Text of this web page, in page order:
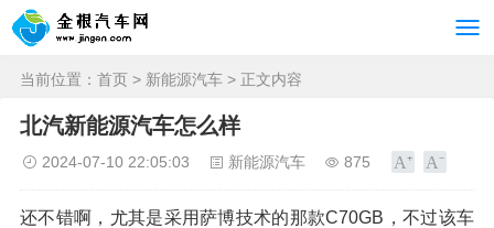
当前位置： 首页 > 新能源汽车 > 正文内容
北汽新能源汽车怎么样
2024-07-10 22:05:03 新能源汽车 875
还不错啊，尤其是采用萨博技术的那款C70GB，不过该车